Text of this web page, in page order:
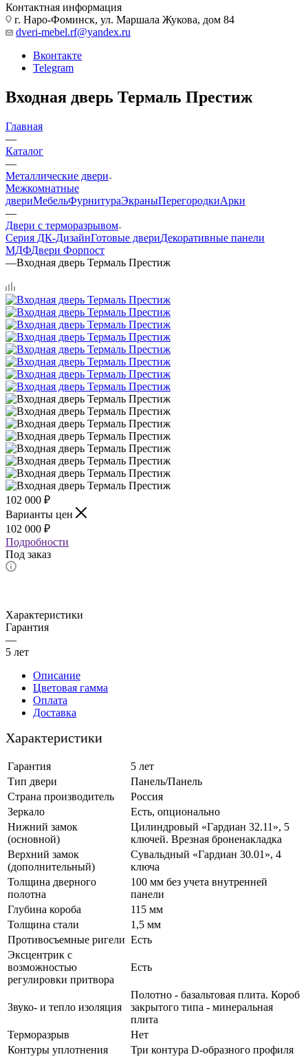
Контактная информация
г. Наро-Фоминск, ул. Маршала Жукова, дом 84
dveri-mebel.rf@yandex.ru
Вконтакте
Telegram
Входная дверь Термаль Престиж
Главная
—
Каталог
—
Металлические двери
Межкомнатные
двериМебельФурнитураЭкраныПерегородкиАрки
—
Двери с терморазрывом
Серия ДК-ДизайнГотовые двериДекоративные панели
МДФДвери Форпост
—Входная дверь Термаль Престиж
102 000 ₽
Варианты цен
102 000 ₽
Подробности
Под заказ
Характеристики
Гарантия
—
5 лет
Описание
Цветовая гамма
Оплата
Доставка
Характеристики
Гарантия
5 лет
Тип двери
Панель/Панель
Страна производитель
Россия
Зеркало
Есть, опционально
Нижний замок
(основной)
Цилиндровый «Гардиан 32.11», 5
ключей. Врезная броненакладка
Верхний замок
(дополнительный)
Сувальдный «Гардиан 30.01», 4
ключа
Толщина дверного
полотна
100 мм без учета внутренней
панели
Глубина короба
115 мм
Толщина стали
1,5 мм
Противосъемные ригели Есть
Эксцентрик с
возможностью
регулировки притвора
Есть
Звуко- и тепло изоляция
Полотно - базальтовая плита. Короб
закрытого типа - минеральная
плита
Терморазрыв
Нет
Контуры уплотнения
Три контура D-образного профиля